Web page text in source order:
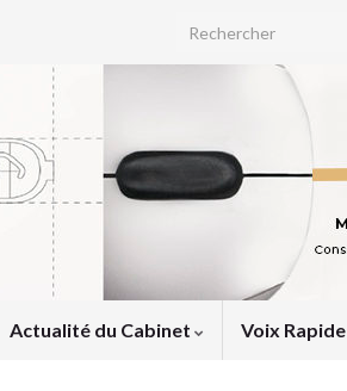
Search for:
Actualité du Cabinet Voix Rapide